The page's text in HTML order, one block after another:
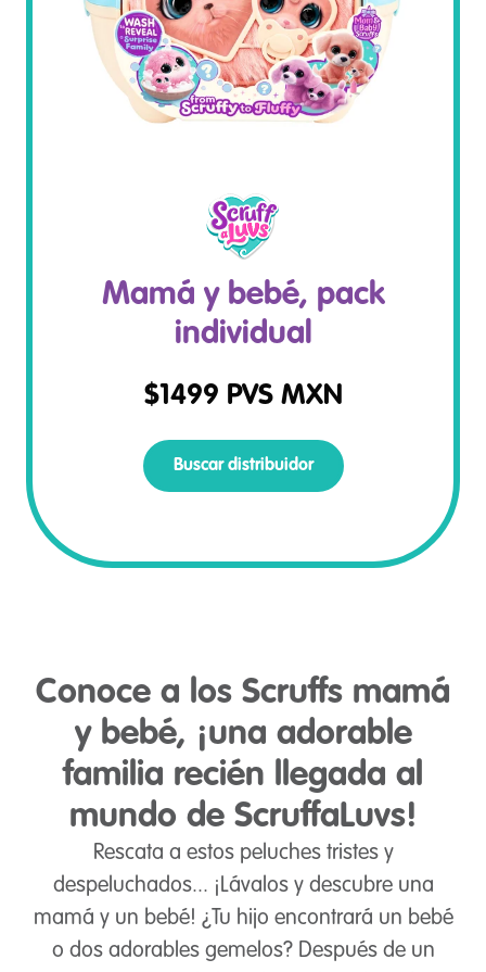
Mamá y bebé, pack
individual
$1499 PVS MXN
Buscar distribuidor
Conoce a los Scruffs mamá
y bebé, ¡una adorable
familia recién llegada al
mundo de ScruffaLuvs!
Rescata a estos peluches tristes y
despeluchados... ¡Lávalos y descubre una
mamá y un bebé! ¿Tu hijo encontrará un bebé
o dos adorables gemelos? Después de un